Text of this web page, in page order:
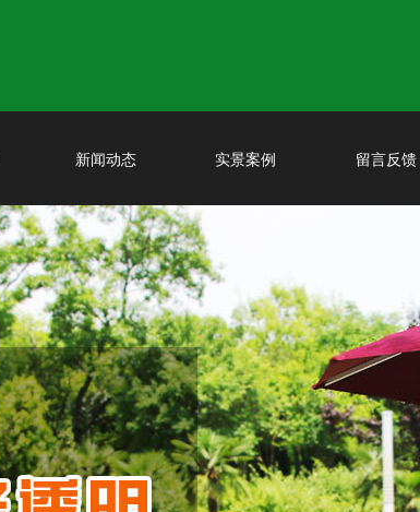
新闻动态 实景案例 留言反馈